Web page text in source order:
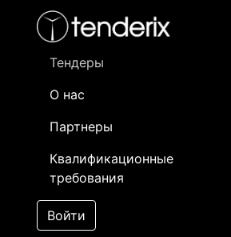
Тендеры
О нас
Партнеры
Квалификационные
требования
Войти
- активный лот
- сохраненный лот (не опубликован)
Закупка: Битум
[Завершен]
Лот №:
АУКЦИОН (покупка
товара)